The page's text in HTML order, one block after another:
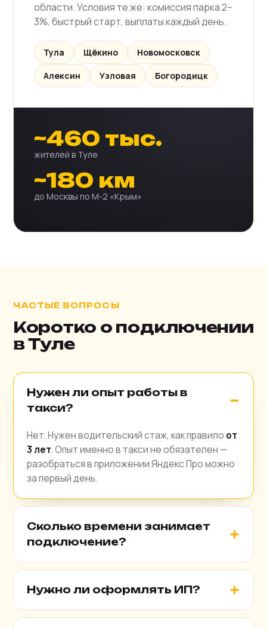
области. Условия те же: комиссия парка 2–
3%, быстрый старт, выплаты каждый день.
Тула Щёкино Новомосковск
Алексин Узловая Богородицк
~460 тыс.
жителей в Туле
~180 км
до Москвы по М-2 «Крым»
ЧАСТЫЕ ВОПРОСЫ
Коротко о подключении
в Туле
Нужен ли опыт работы в
такси?
Нет. Нужен водительский стаж, как правило от
3 лет. Опыт именно в такси не обязателен —
разобраться в приложении Яндекс Про можно
за первый день.
Сколько времени занимает
подключение?
Нужно ли оформлять ИП?